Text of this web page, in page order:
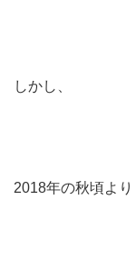
しかし、
2018年の秋頃より